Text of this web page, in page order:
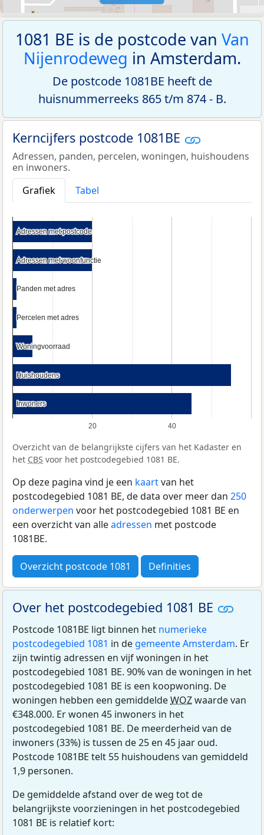
1081 BE is de postcode van Van
Nijenrodeweg in Amsterdam.
De postcode 1081BE heeft de
huisnummerreeks 865 t/m 874 - B.
Kerncijfers postcode 1081BE
Adressen, panden, percelen, woningen, huishoudens
en inwoners.
Grafiek
Tabel
20 40
Adressen met postcode
Adressen met postcode
Adressen met woonfunctie
Adressen met woonfunctie
Panden met adres
Panden met adres
Percelen met adres
Percelen met adres
Woningvoorraad
Woningvoorraad
Huishoudens
Huishoudens
Inwoners
Inwoners
Overzicht van de belangrijkste cijfers van het Kadaster en
het CBS voor het postcodegebied 1081 BE.
Op deze pagina vind je een kaartvan het
postcodegebied 1081 BE, de data over meer dan 250
onderwerpen voor het postcodegebied 1081 BE en
een overzicht van alleadressen met postcode
1081BE.
Overzicht postcode 1081 Definities
Over het postcodegebied 1081 BE
Postcode 1081BE ligt binnen het numerieke
postcodegebied 1081 in de gemeente Amsterdam. Er
zijn twintig adressen en vijf woningen in het
postcodegebied 1081 BE. 90% van de woningen in het
postcodegebied 1081 BE is een koopwoning. De
woningen hebben een gemiddeldeWOZwaarde van
€348.000. Er wonen 45 inwoners in het
postcodegebied 1081 BE. De meerderheid van de
inwoners (33%) is tussen de 25 en 45 jaar oud.
Postcode 1081BE telt 55 huishoudens van gemiddeld
1,9 personen.
De gemiddelde afstand over de weg tot de
belangrijkste voorzieningen in het postcodegebied
1081 BE is relatief kort: